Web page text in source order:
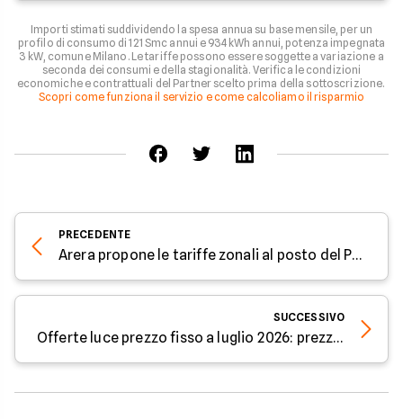
Importi stimati suddividendo la spesa annua su base mensile, per un
profilo di consumo di 121 Smc annui e 934 kWh annui, potenza impegnata
3 kW, comune Milano. Le tariffe possono essere soggette a variazione a
seconda dei consumi e della stagionalità. Verifica le condizioni
economiche e contrattuali del Partner scelto prima della sottoscrizione.
Scopri come funziona il servizio e come calcoliamo il risparmio
PRECEDENTE
Arera propone le tariffe zonali al posto del PUN: cosa cambierà?
SUCCESSIVO
Offerte luce prezzo fisso a luglio 2026: prezzi da da 0,0941€/kWh